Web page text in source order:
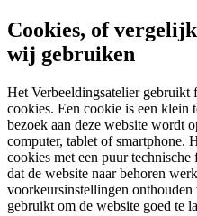
Cookies, of
wij gebruiken
Het Verbeeldingsatelier gebruikt
cookies. Een cookie is een klein
bezoek aan deze website wordt
computer, tablet of smartphone.
cookies met een puur
dat de website naar behoren
voorkeursinstellingen
gebruikt om de website goed te